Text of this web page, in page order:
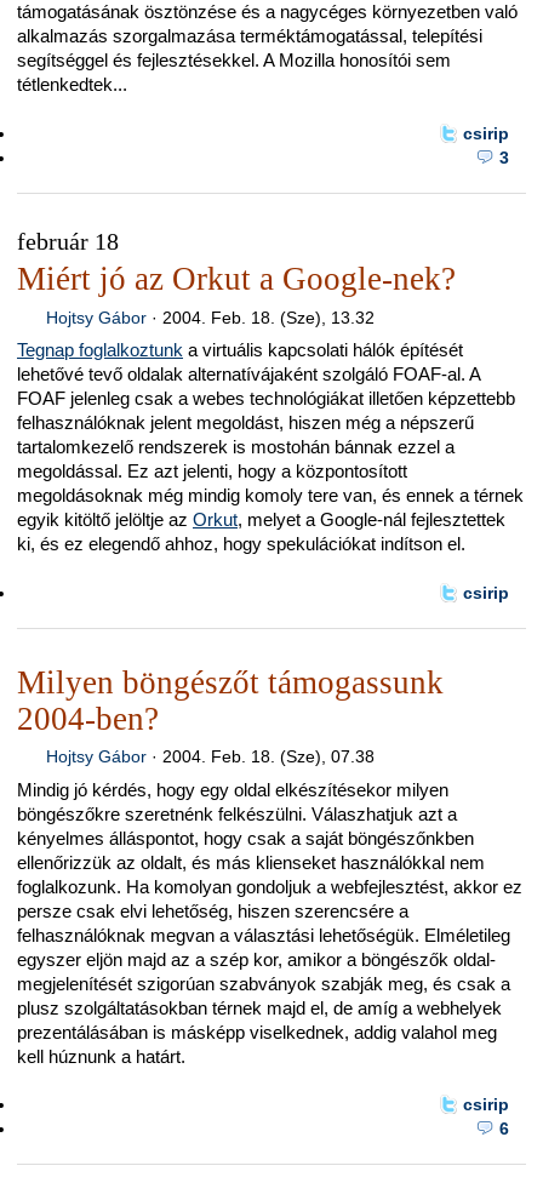
támogatásának ösztönzése és a nagycéges környezetben való
alkalmazás szorgalmazása terméktámogatással, telepítési
segítséggel és fejlesztésekkel. A Mozilla honosítói sem
tétlenkedtek...
csirip
3
február 18
Miért jó az Orkut a Google-nek?
Hojtsy Gábor· 2004. Feb. 18. (Sze), 13.32
Tegnap foglalkoztunk a virtuális kapcsolati hálók építését
lehetővé tevő oldalak alternatívájaként szolgáló FOAF-al. A
FOAF jelenleg csak a webes technológiákat illetően képzettebb
felhasználóknak jelent megoldást, hiszen még a népszerű
tartalomkezelő rendszerek is mostohán bánnak ezzel a
megoldással. Ez azt jelenti, hogy a központosított
megoldásoknak még mindig komoly tere van, és ennek a térnek
egyik kitöltő jelöltje az Orkut, melyet a Google-nál fejlesztettek
ki, és ez elegendő ahhoz, hogy spekulációkat indítson el.
csirip
Milyen böngészőt támogassunk
2004-ben?
Hojtsy Gábor· 2004. Feb. 18. (Sze), 07.38
Mindig jó kérdés, hogy egy oldal elkészítésekor milyen
böngészőkre szeretnénk felkészülni. Válaszhatjuk azt a
kényelmes álláspontot, hogy csak a saját böngészőnkben
ellenőrizzük az oldalt, és más klienseket használókkal nem
foglalkozunk. Ha komolyan gondoljuk a webfejlesztést, akkor ez
persze csak elvi lehetőség, hiszen szerencsére a
felhasználóknak megvan a választási lehetőségük. Elméletileg
egyszer eljön majd az a szép kor, amikor a böngészők oldal-
megjelenítését szigorúan szabványok szabják meg, és csak a
plusz szolgáltatásokban térnek majd el, de amíg a webhelyek
prezentálásában is másképp viselkednek, addig valahol meg
kell húznunk a határt.
csirip
6